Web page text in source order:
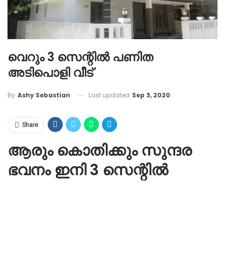
വെറും 3 സെന്റിൽ പണിത
അടിപൊളി വീട്
By Ashy Sebastian Last updated Sep 3, 2020
Share
ആരും കൊതിക്കും സുന്ദര
ഭവനം ഇനി 3 സെന്റിൽ